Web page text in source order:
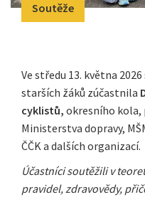
Soutěže
Ve středu 13. května
starších žáků zúčastnila
cyklistů, okresního kola,
Ministerstva dopravy,
ČČK a dalších organizací.
Účastníci soutěžili v
pravidel, zdravovědy,